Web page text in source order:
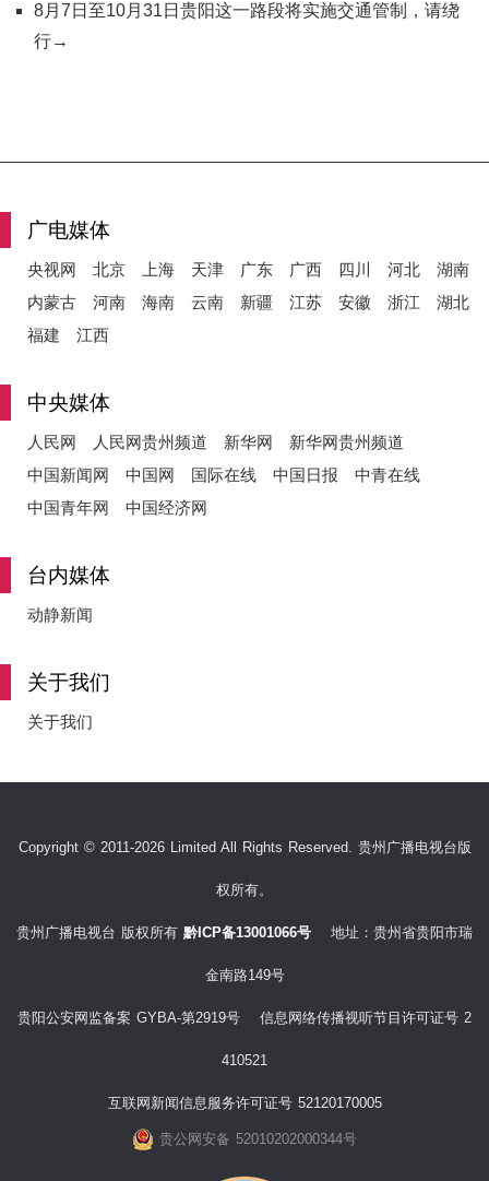
8月7日至10月31日贵阳这一路段将实施交通管制，请绕
行→
广电媒体
央视网 北京 上海 天津 广东 广西 四川 河北
湖南
内蒙古
河南 海南 云南 新疆 江苏 安徽 浙江
湖北
福建
江西
中央媒体
人民网 人民网贵州频道 新华网
新华网贵州频道
中国新闻网
中国网 国际在线 中国日报
中青在线
中国青年网
中国经济网
台内媒体
动静新闻
关于我们
关于我们
Copyright © 2011-2026 Limited All Rights Reserved. 贵州广播电视台版
权所有。
贵州广播电视台 版权所有 黔ICP备13001066号 地址：贵州省贵阳市瑞
金南路149号
贵阳公安网监备案 GYBA-第2919号 信息网络传播视听节目许可证号 2
410521
互联网新闻信息服务许可证号 52120170005
贵公网安备 52010202000344号